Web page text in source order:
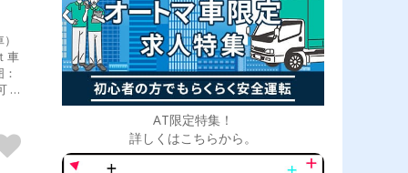
車
AT限定特集！
詳しくはこちらから。